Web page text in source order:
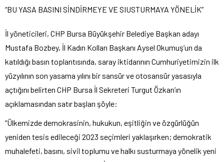
“BU YASA BASINI SİNDİRMEYE VE SIUSTURMAYA YÖNELİK”
İl yöneticileri, CHP Bursa Büyükşehir Belediye Başkan adayı
Mustafa Bozbey, İl Kadın Kolları Başkanı Aysel Okumuş’un da
katıldığı basın toplantısında, saray iktidarının Cumhuriyetimizin ilk
yüzyılının son yasama yılını bir sansür ve otosansür yasasıyla
açtığını belirten CHP Bursa İl Sekreteri Turgut Özkan’ın
açıklamasından satır başları şöyle:
“Ülkemizde demokrasinin, hukukun, eşitliğin ve özgürlüğün
yeniden tesis edileceği 2023 seçimleri yaklaşırken; demokratik
muhalefeti, basını, sivil toplumu ve halkı susturmaya yönelik yeni